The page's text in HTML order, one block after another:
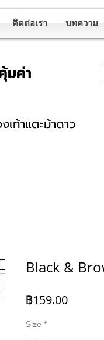
ติดต่อเรา บทความ
มค่า
เท้าแตะม้าดาว
Black &
฿159.00ราคา
Size *